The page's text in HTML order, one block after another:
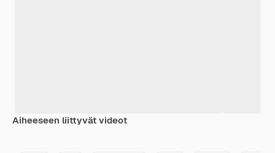
Aiheeseen liittyvät videot